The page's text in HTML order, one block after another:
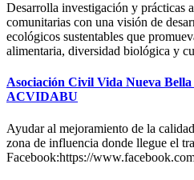
Desarrolla investigación y prácticas
comunitarias con una visión de
ecológicos sustentables que
alimentaria, diversidad biológica y
Asociación Civil Vida Nueva
ACVIDABU
Ayudar al mejoramiento de la
zona de influencia donde llegue el
Facebook:https://